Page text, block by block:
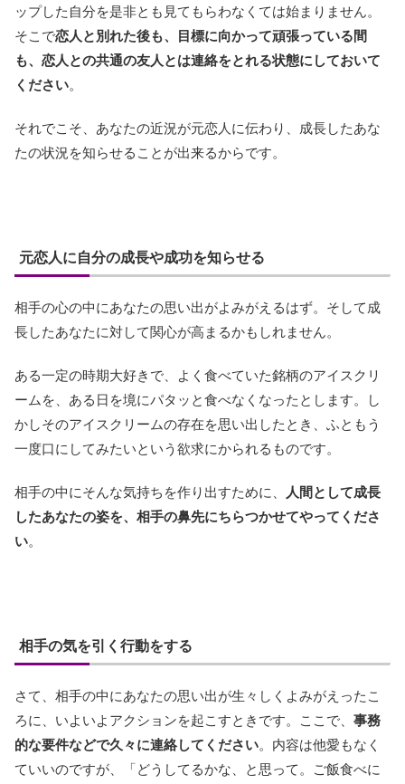
ップした自分を是非とも見てもらわなくては始まりません。
そこで恋人と別れた後も、目標に向かって頑張っている間
も、恋人との共通の友人とは連絡をとれる状態にしておいて
ください。
それでこそ、あなたの近況が元恋人に伝わり、成長したあな
たの状況を知らせることが出来るからです。
元恋人に自分の成長や成功を知らせる
相手の心の中にあなたの思い出がよみがえるはず。そして成
長したあなたに対して関心が高まるかもしれません。
ある一定の時期大好きで、よく食べていた銘柄のアイスクリ
ームを、ある日を境にパタッと食べなくなったとします。し
かしそのアイスクリームの存在を思い出したとき、ふともう
一度口にしてみたいという欲求にかられるものです。
相手の中にそんな気持ちを作り出すために、
人間として成長
したあなたの姿を、相手の鼻先にちらつかせてやってくださ
い。
相手の気を引く行動をする
さて、相手の中にあなたの思い出が生々しくよみがえったこ
ろに、いよいよアクションを起こすときです。ここで、 事務
的な要件などで久々に連絡してください。内容は他愛もなく
ていいのですが、「どうしてるかな、と思って。ご飯食べに